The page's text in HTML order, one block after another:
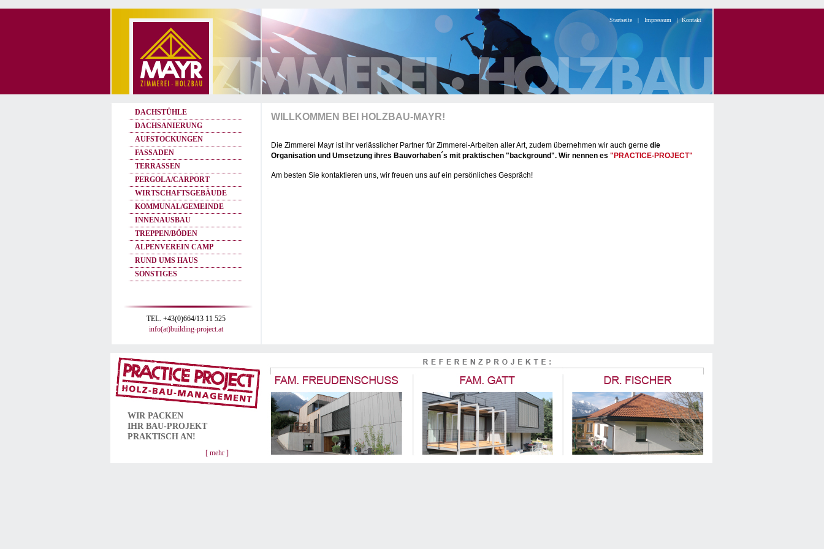
Startseite | Impressum | Kontakt
DACHSTÜHLE
DACHSANIERUNG
AUFSTOCKUNGEN
FASSADEN
TERRASSEN
PERGOLA/CARPORT
WIRTSCHAFTSGEBÄUDE
KOMMUNAL/GEMEINDE
INNENAUSBAU
TREPPEN/BÖDEN
ALPENVEREIN CAMP
RUND UMS HAUS
SONSTIGES
TEL. +43(0)664/13 11 525
info(at)building-project.at
WILLKOMMEN BEI HOLZBAU-MAYR!
Die Zimmerei Mayr ist ihr verlässlicher Partner für Zimmerei-Arbeiten aller Art, zudem übernehmen wir auch gerne die
Organisation und Umsetzung ihres Bauvorhaben´s mit praktischen "background". Wir nennen es "PRACTICE-PROJECT"
Am besten Sie kontaktieren uns, wir freuen uns auf ein persönliches Gespräch!
WIR PACKEN
IHR BAU-PROJEKT
PRAKTISCH AN!
[ mehr ]